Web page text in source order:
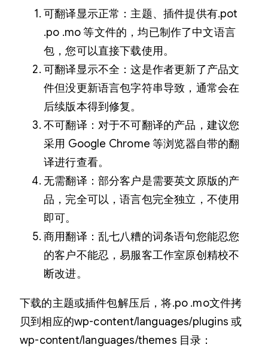
可翻译显示正常：主题、插件提供有.pot
.po .mo 等文件的，均已制作了中文语言
包，您可以直接下载使用。
可翻译显示不全：这是作者更新了产品文
件但没更新语言包字符串导致，通常会在
后续版本得到修复。
不可翻译：对于不可翻译的产品，建议您
采用 Google Chrome 等浏览器自带的翻
译进行查看。
无需翻译：部分客户是需要英文原版的产
品，完全可以，语言包完全独立，不使用
即可。
商用翻译：乱七八糟的词条语句您能忍您
的客户不能忍，易服客工作室原创精校不
断改进。
下载的主题或插件包解压后，将.po .mo文件拷
贝到相应的wp-content/languages/plugins 或
wp-content/languages/themes 目录：